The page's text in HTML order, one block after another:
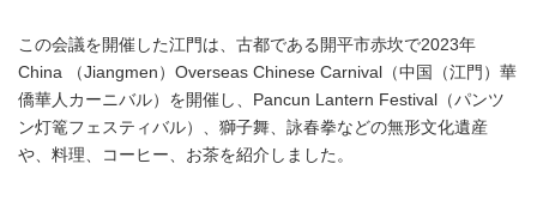
この会議を開催した江門は、古都である開平市赤坎で2023年
China （Jiangmen）Overseas Chinese Carnival（中国（江門）華
僑華人カーニバル）を開催し、Pancun Lantern Festival（パンツ
ン灯篭フェスティバル）、獅子舞、詠春拳などの無形文化遺産
や、料理、コーヒー、お茶を紹介しました。